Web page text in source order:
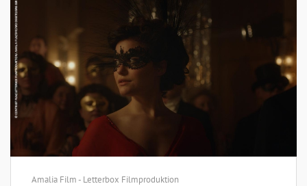
Amalia Film - Letterbox Filmproduktion